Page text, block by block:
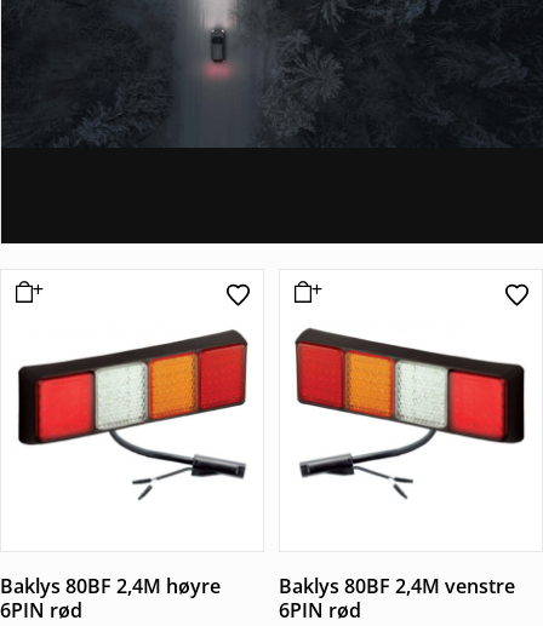
Baklys 80BF 2,4M høyre
6PIN rød
Baklys 80BF 2,4M venstre
6PIN rød